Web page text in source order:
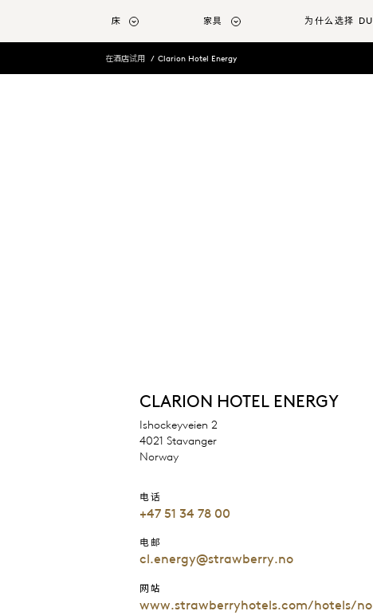
床 家具 为什么选择
在酒店试用 Clarion Hotel Energy
CLARION HOTEL ENERGY
Ishockeyveien 2
4021 Stavanger
Norway
电话
+47 51 34 78 00
电邮
cl.energy@strawberry.no
网站
www.strawberryhotels.com/hotels/